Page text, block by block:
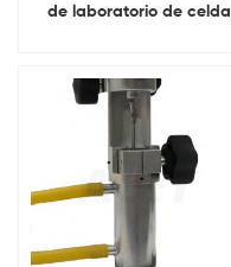
de laboratorio de celda